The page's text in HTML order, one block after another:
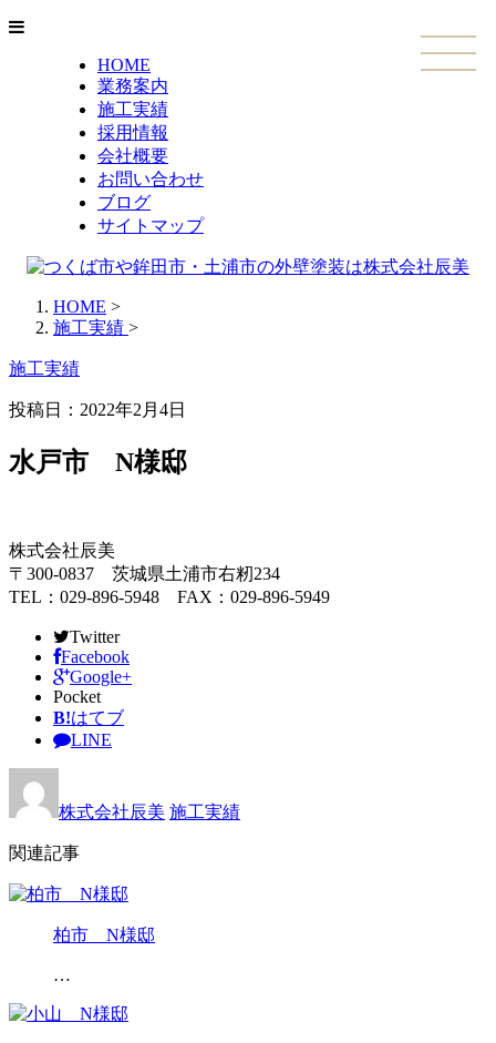
HOME
業務案内
施工実績
採用情報
会社概要
お問い合わせ
ブログ
サイトマップ
HOME >
施工実績 >
施工実績
投稿日： 2022年2月4日
水戸市 N様邸
株式会社辰美
〒300-0837 茨城県土浦市右籾234
TEL：029-896-5948 FAX：029-896-5949
Twitter
Facebook
Google+
Pocket
B!はてブ
LINE
株式会社辰美 施工実績
関連記事
柏市 N様邸
…